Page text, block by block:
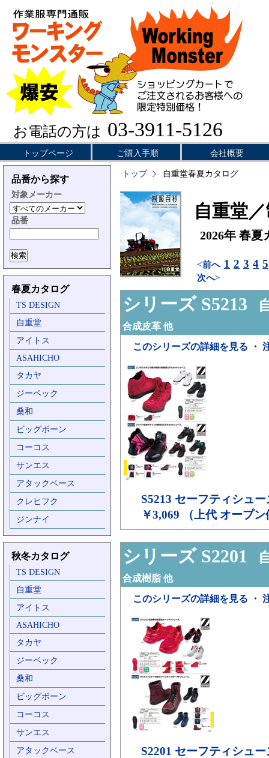
お電話の方は 03-3911-5126
トップページ ご購入手順 会社概要
品番から探す
対象メーカー
品番
春夏カタログ
TS DESIGN
自重堂
アイトス
ASAHICHO
タカヤ
ジーベック
桑和
ビッグボーン
コーコス
サンエス
アタックベース
クレヒフク
ジンナイ
秋冬カタログ
TS DESIGN
自重堂
アイトス
ASAHICHO
タカヤ
ジーベック
桑和
ビッグボーン
コーコス
サンエス
アタックベース
トップ 自重堂春夏カタログ
自重堂
2026年 春夏
<前へ 1 2 3 4 5
次へ>
シリーズ S5213
合成皮革 他
このシリーズの詳細を見る ・
S5213 セーフティシュー
￥3,069 （上代 オープ
シリーズ S2201
合成樹脂 他
このシリーズの詳細を見る ・
S2201 セーフティシュー